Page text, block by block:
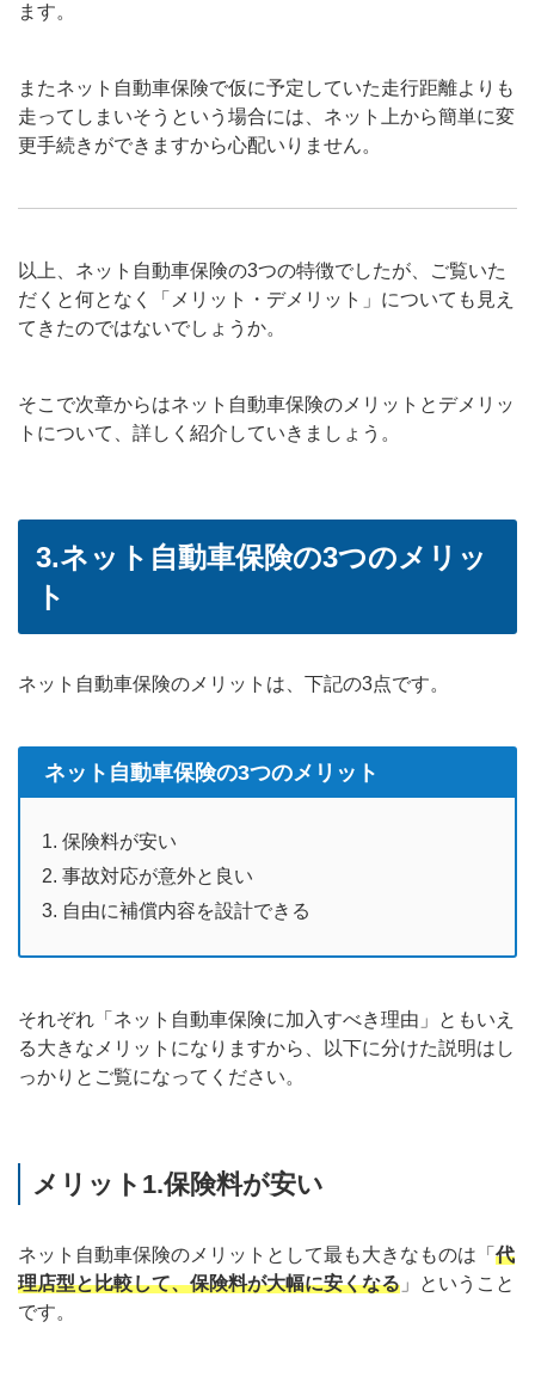
ます。
またネット自動車保険で仮に予定していた走行距離よりも
走ってしまいそうという場合には、ネット上から簡単に変
更手続きができますから心配いりません。
以上、ネット自動車保険の3つの特徴でしたが、ご覧いた
だくと何となく「メリット・デメリット」についても見え
てきたのではないでしょうか。
そこで次章からはネット自動車保険のメリットとデメリッ
トについて、詳しく紹介していきましょう。
3.ネット自動車保険の3つのメリッ
ト
ネット自動車保険のメリットは、下記の3点です。
ネット自動車保険の3つのメリット
保険料が安い
事故対応が意外と良い
自由に補償内容を設計できる
それぞれ「ネット自動車保険に加入すべき理由」ともいえ
る大きなメリットになりますから、以下に分けた説明はし
っかりとご覧になってください。
メリット1.保険料が安い
ネット自動車保険のメリットとして最も大きなものは「 代
理店型と比較して、保険料が大幅に安くなる 」ということ
です。